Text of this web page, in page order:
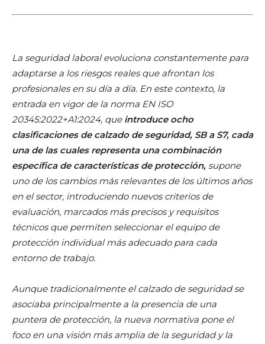
La seguridad laboral evoluciona constantemente para
adaptarse a los riesgos reales que afrontan los
profesionales en su día a día. En este contexto, la
entrada en vigor de la norma EN ISO
20345:2022+A1:2024, que introduce ocho
clasificaciones de calzado de seguridad, SB a S7, cada
una de las cuales representa una combinación
específica de características de protección, supone
uno de los cambios más relevantes de los últimos años
en el sector, introduciendo nuevos criterios de
evaluación, marcados más precisos y requisitos
técnicos que permiten seleccionar el equipo de
protección individual más adecuado para cada
entorno de trabajo.
Aunque tradicionalmente el calzado de seguridad se
asociaba principalmente a la presencia de una
puntera de protección, la nueva normativa pone el
foco en una visión más amplia de la seguridad y la